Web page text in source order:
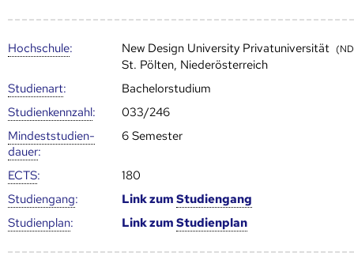
Hoch­schule: New Design University Privatuniversität
St. Pölten, Niederösterreich
Studienart:
Bachelorstudium
Studien­kenn­zahl:
033/246
Mindest­studien­
dauer:
6 Semester
ECTS:
180
Studien­gang: Link zumStudien­gang
Studien­plan: Link zumStudien­plan